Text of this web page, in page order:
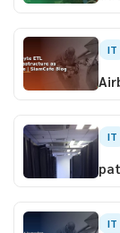
IT
IT
IT